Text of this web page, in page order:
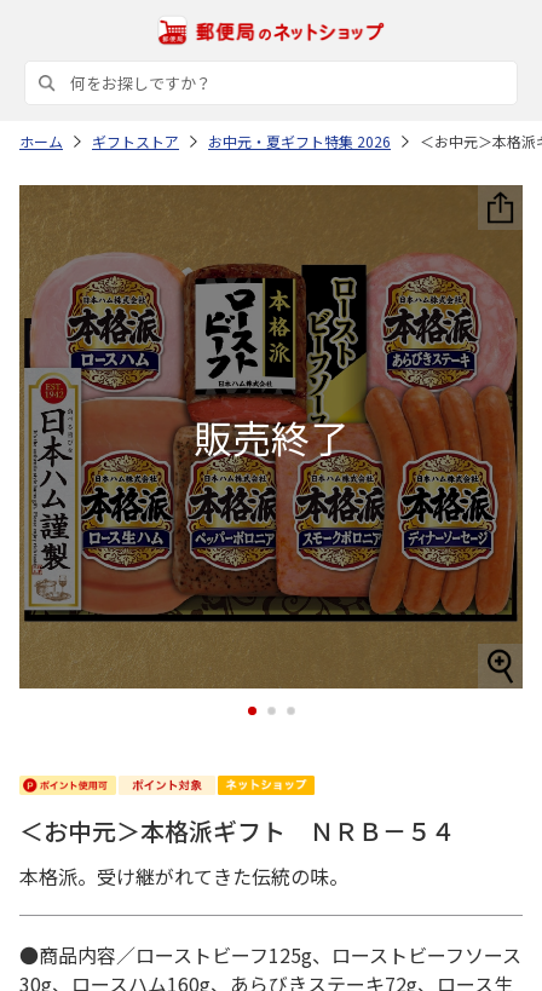
ホーム ギフトストア お中元・夏ギフト特集 2026 ＜お中元＞本格
1 2 3
＜お中元＞本格派ギフト ＮＲＢ－５４
本格派。受け継がれてきた伝統の味。
●商品内容／ローストビーフ125g、ローストビーフソース
30g、ロースハム160g、あらびきステーキ72g、ロース生